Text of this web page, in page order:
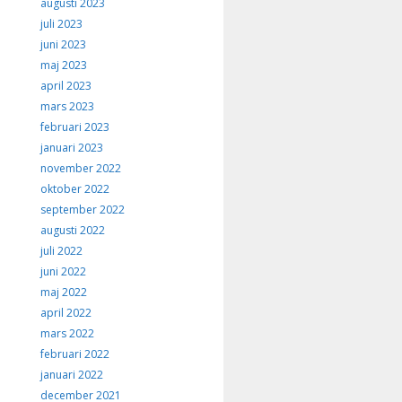
augusti 2023
juli 2023
juni 2023
maj 2023
april 2023
mars 2023
februari 2023
januari 2023
november 2022
oktober 2022
september 2022
augusti 2022
juli 2022
juni 2022
maj 2022
april 2022
mars 2022
februari 2022
januari 2022
december 2021